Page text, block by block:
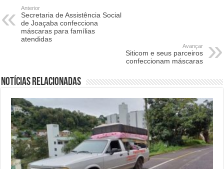
Anterior
Secretaria de Assistência Social
de Joaçaba confecciona
máscaras para famílias
atendidas
Avançar
Siticom e seus parceiros
confeccionam máscaras
Notícias relacionadas